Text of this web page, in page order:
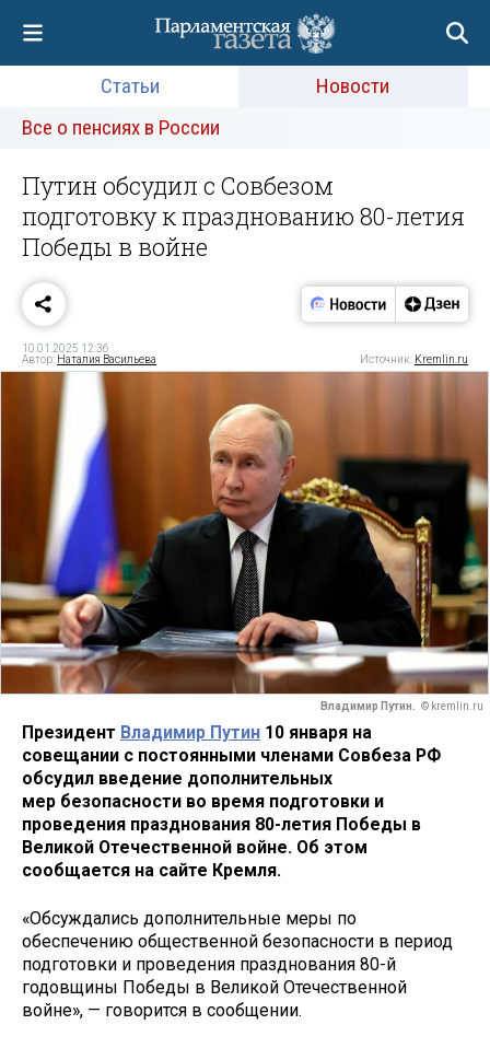
Статьи
Новости
Все о пенсиях в России
Путин обсудил с Совбезом
подготовку к празднованию 80-летия
Победы в войне
10.01.2025 12:36
Автор: Наталия Васильева Источник: Kremlin.ru
Владимир Путин. © kremlin.ru
Президент Владимир Путин 10 января на
совещании с постоянными членами Совбеза РФ
обсудил введение дополнительных
мер безопасности во время подготовки и
проведения празднования 80-летия Победы в
Великой Отечественной войне. Об этом
сообщается на сайте Кремля.
«Обсуждались дополнительные меры по
обеспечению общественной безопасности в период
подготовки и проведения празднования 80-й
годовщины Победы в Великой Отечественной
войне», — говорится в сообщении.